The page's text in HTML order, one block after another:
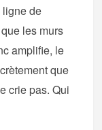
ligne de
les murs
amplifie, le
que
crie pas. Qui